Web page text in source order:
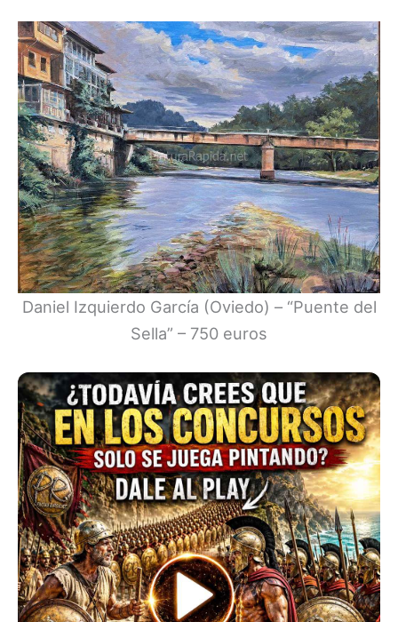
Daniel Izquierdo García (Oviedo) – “Puente del
Sella” – 750 euros